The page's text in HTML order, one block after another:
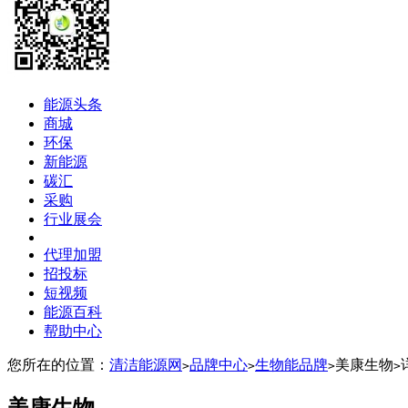
能源头条
商城
环保
新能源
碳汇
采购
行业展会
代理加盟
招投标
短视频
能源百科
帮助中心
您所在的位置： 清洁能源网 >品牌中心>生物能品牌>美康生物>